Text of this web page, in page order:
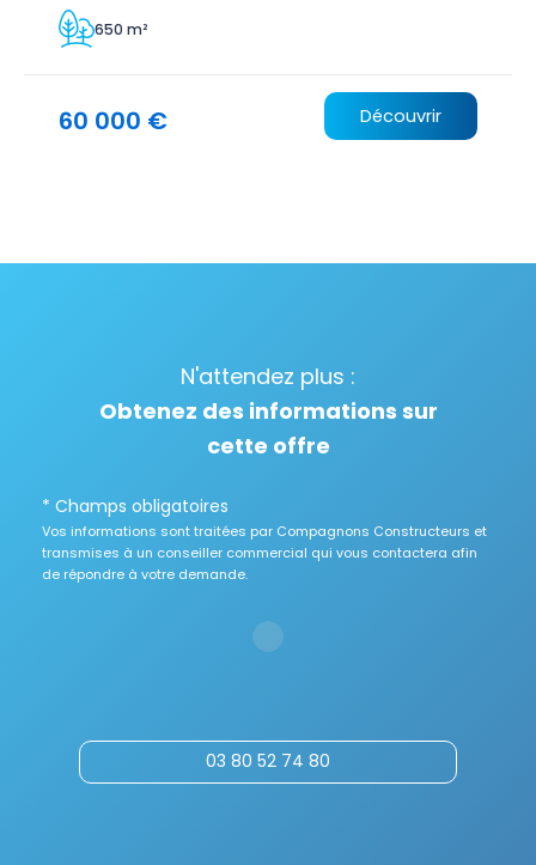
650 m²
60 000 € Découvrir
N'attendez plus :
Obtenez des informations sur
cette offre
* Champs obligatoires
Vos informations sont traitées par Compagnons Constructeurs et
transmises à un conseiller commercial qui vous contactera afin
de répondre à votre demande.
03 80 52 74 80